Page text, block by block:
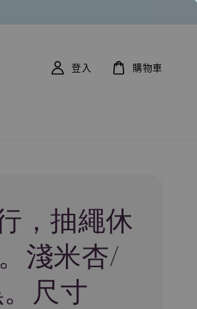
登入 購物車
，抽繩休
淺米杏/
尺寸